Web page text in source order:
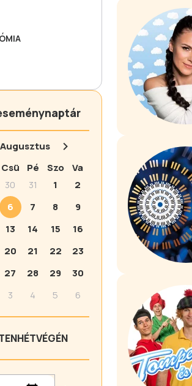
Augusztus
Csü Pé Szo
Va
30 31 1
2
6 7 8
9
13 14 15
16
20 21 22
23
27 28 29
30
3 4 5 6
HÉTVÉGÉN